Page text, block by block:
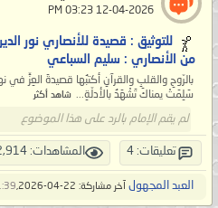
للتوثيق : قصيدة للأنصاري نور
من الأنصاري : سليم السباعي
بالرّوحِ والقلبِ والقرآنِ أكتبُها قصيدةَ العِزِّ في
سَلِمَتْ يمناكَ تَشْهَدُ بالأدلّةِ... شاهد أكثر
لم يقم الإمام بالرد على هذا الموضوع
تعليقات: 4 المشاهدات: 12,914
العبد المجهول آخر مشاركة: 22-04-2026, AM